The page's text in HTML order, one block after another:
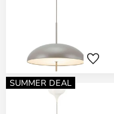
SUMMER DEAL